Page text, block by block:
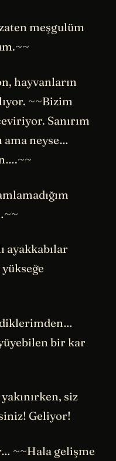
meşgulüm
hayvanların
~~Bizim
Sanırım
ama neyse…
ayakkabılar
bir kar
siz
Geliyor!
~~Hala gelişme